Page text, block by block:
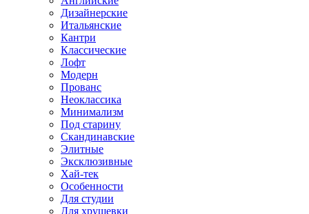
Дизайнерские
Итальянские
Кантри
Классические
Лофт
Модерн
Прованс
Неоклассика
Минимализм
Под старину
Скандинавские
Элитные
Эксклюзивные
Хай-тек
Особенности
Для студии
Для хрущевки